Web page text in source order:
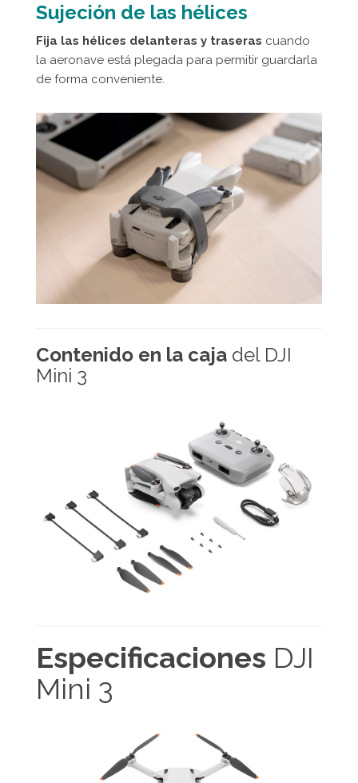
Sujeción de las hélices
Fija las hélices delanteras y traseras cuando
la aeronave está plegada para permitir guardarla
de forma conveniente.
Contenido en la caja del DJI
Mini 3
Especificaciones DJI
Mini 3